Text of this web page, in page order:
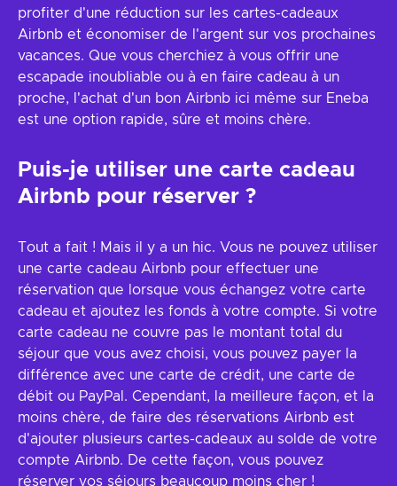
profiter d'une réduction sur les cartes-cadeaux
Airbnb et économiser de l'argent sur vos prochaines
vacances. Que vous cherchiez à vous offrir une
escapade inoubliable ou à en faire cadeau à un
proche, l'achat d'un bon Airbnb ici même sur Eneba
est une option rapide, sûre et moins chère.
Puis-je utiliser une carte cadeau
Airbnb pour réserver ?
Tout a fait ! Mais il y a un hic. Vous ne pouvez utiliser
une carte cadeau Airbnb pour effectuer une
réservation que lorsque vous échangez votre carte
cadeau et ajoutez les fonds à votre compte. Si votre
carte cadeau ne couvre pas le montant total du
séjour que vous avez choisi, vous pouvez payer la
différence avec une carte de crédit, une carte de
débit ou PayPal. Cependant, la meilleure façon, et la
moins chère, de faire des réservations Airbnb est
d'ajouter plusieurs cartes-cadeaux au solde de votre
compte Airbnb. De cette façon, vous pouvez
réserver vos séjours beaucoup moins cher !